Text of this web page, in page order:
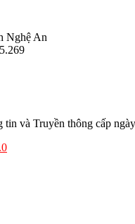
Nghệ An
và Truyền thông cấp